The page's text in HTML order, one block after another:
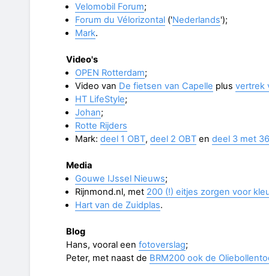
Velomobil Forum;
Forum du Vélorizontal('Nederlands');
Mark.
Video's
OPEN Rotterdam;
Video van De fietsen van Capelle plus vertrek
HT LifeStyle;
Johan;
Rotte Rijders
Mark: deel 1 OBT, deel 2 OBTen deel 3 met
Media
Gouwe IJssel Nieuws;
Rijnmond.nl, met 200 (!) eitjes zorgen voor
Hart van de Zuidplas.
Blog
Hans, vooral een fotoverslag;
Peter, met naast de BRM200 ook de